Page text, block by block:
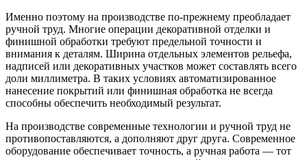
Именно поэтому на производстве по-прежнему преобладает
ручной труд. Многие операции декоративной отделки и
финишной обработки требуют предельной точности и
внимания к деталям. Ширина отдельных элементов рельефа,
надписей или декоративных участков может составлять всего
доли миллиметра. В таких условиях автоматизированное
нанесение покрытий или финишная обработка не всегда
способны обеспечить необходимый результат.
На производстве современные технологии и ручной труд не
противопоставляются, а дополняют друг друга. Современное
оборудование обеспечивает точность, а ручная работа — тот